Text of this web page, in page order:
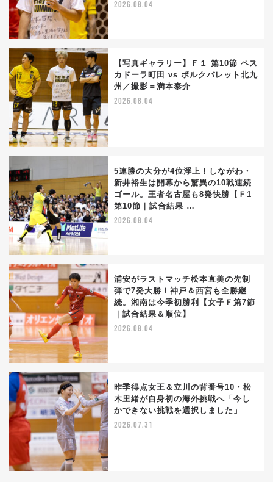
2026.08.04
【写真ギャラリー】Ｆ１ 第10節 ペス
カドーラ町田 vs ボルクバレット北九
州／撮影＝満本泰介
2026.08.04
5連勝の大分が4位浮上！しながわ・
新井裕生は開幕から驚異の10戦連続
ゴール。王者名古屋も8発快勝【Ｆ1
第10節｜試合結果 …
2026.08.04
浦安がラストマッチ松本直美の先制
弾で7発大勝！神戸＆西宮も全勝継
続。湘南は今季初勝利【女子Ｆ第7節
｜試合結果＆順位】
2026.08.04
昨季得点女王＆立川の背番号10・松
木里緒が自身初の海外挑戦へ「今し
かできない挑戦を選択しました」
2026.07.31